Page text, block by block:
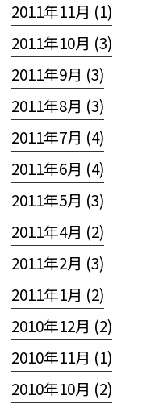
2011年11月 (1)
2011年10月 (3)
2011年9月 (3)
2011年8月 (3)
2011年7月 (4)
2011年6月 (4)
2011年5月 (3)
2011年4月 (2)
2011年2月 (3)
2011年1月 (2)
2010年12月 (2)
2010年11月 (1)
2010年10月 (2)